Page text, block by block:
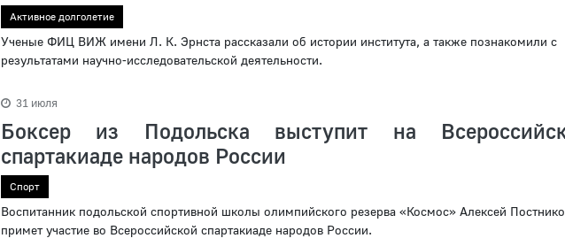
Активное долголетие
Ученые ФИЦ ВИЖ имени Л. К. Эрнста рассказали об истории института, а также познакомили с
результатами научно-исследовательской деятельности.
31 июля
Боксер из Подольска выступит на
спартакиаде народов России
Спорт
Воспитанник подольской спортивной школы олимпийского резерва «Космос» Алексей
примет участие во Всероссийской спартакиаде народов России.